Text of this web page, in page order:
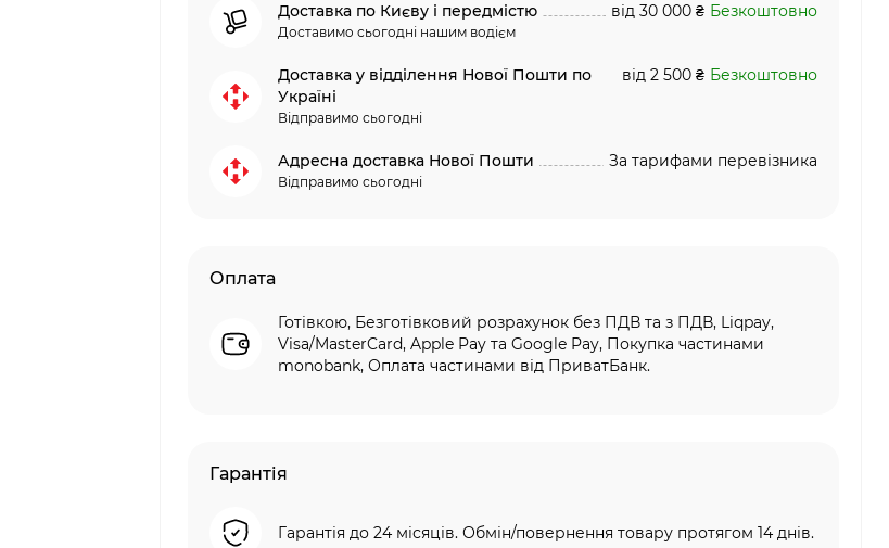
Доставка по Києву і передмістю
Доставимо сьогодні нашим водієм
від 30 000 ₴ Безкоштовно
Доставка у відділення Нової Пошти по
Україні
Відправимо сьогодні
від 2 500 ₴ Безкоштовно
Адресна доставка Нової Пошти
Відправимо сьогодні
За тарифами перевізника
Оплата
Готівкою, Безготівковий розрахунок без ПДВ та з ПДВ, Liqpay,
Visa/MasterCard, Apple Pay та Google Pay, Покупка частинами
monobank, Оплата частинами від ПриватБанк.
Гарантія
Гарантія до 24 місяців. Обмін/повернення товару протягом 14 днів.